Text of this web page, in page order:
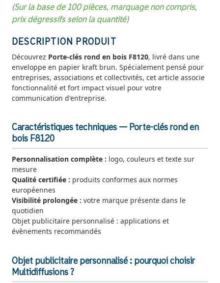
(Sur la base de 100 pièces, marquage non compris,
prix dégressifs selon la quantité)
DESCRIPTION PRODUIT
Découvrez Porte-clés rond en bois F8120, livré dans une
enveloppe en papier kraft brun. Spécialement pensé pour
entreprises, associations et collectivités, cet article associe
fonctionnalité et fort impact visuel pour votre
communication d'entreprise.
Caractéristiques techniques — Porte-clés rond en
bois F8120
Personnalisation complète : logo, couleurs et texte sur
mesure
Qualité certifiée : produits conformes aux normes
européennes
Visibilité prolongée : votre marque présente dans le
quotidien
Objet publicitaire personnalisé : applications et
évènements recommandés
Objet publicitaire personnalisé : pourquoi choisir
Multidiffusions ?